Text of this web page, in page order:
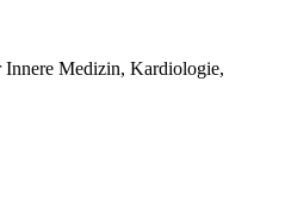
Innere Medizin, Kardiologie,